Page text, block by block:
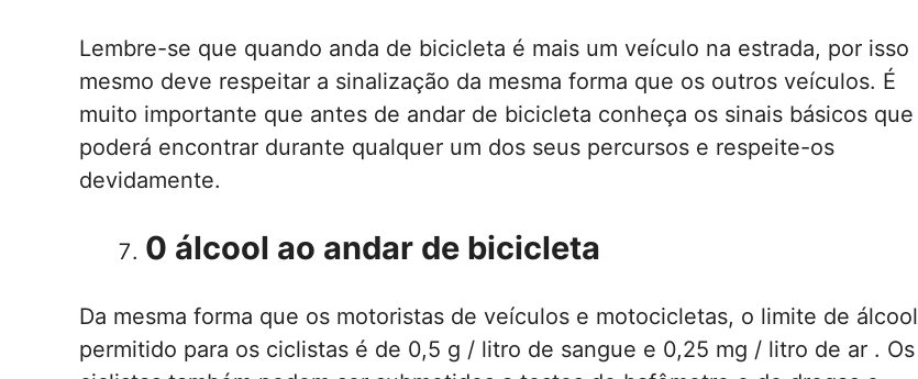
Lembre-se que quando anda de bicicleta é mais um veículo na estrada, por isso
mesmo deve respeitar a sinalização da mesma forma que os outros veículos. É
muito importante que antes de andar de bicicleta conheça os sinais básicos que
poderá encontrar durante qualquer um dos seus percursos e respeite-os
devidamente.
0 álcool ao andar de bicicleta
Da mesma forma que os motoristas de veículos e motocicletas, o limite de álcool
permitido para os ciclistas é de 0,5 g / litro de sangue e 0,25 mg / litro de ar . Os